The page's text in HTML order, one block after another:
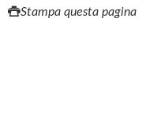
Stampa questa pagina